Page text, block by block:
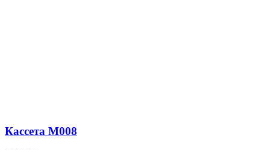
Кассета M008